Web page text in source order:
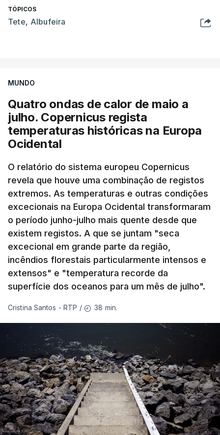
TÓPICOS
Tete, Albufeira
MUNDO
Quatro ondas de calor de maio a
julho. Copernicus regista
temperaturas históricas na Europa
Ocidental
O relatório do sistema europeu Copernicus
revela que houve uma combinação de registos
extremos. As temperaturas e outras condições
excecionais na Europa Ocidental transformaram
o período junho-julho mais quente desde que
existem registos. A que se juntam "seca
excecional em grande parte da região,
incêndios florestais particularmente intensos e
extensos" e "temperatura recorde da
superfície dos oceanos para um mês de julho".
Cristina Santos - RTP / 38 min.